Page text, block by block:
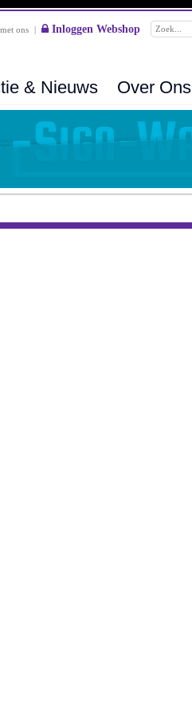
ons | Inloggen Webshop
& Nieuws Over Ons